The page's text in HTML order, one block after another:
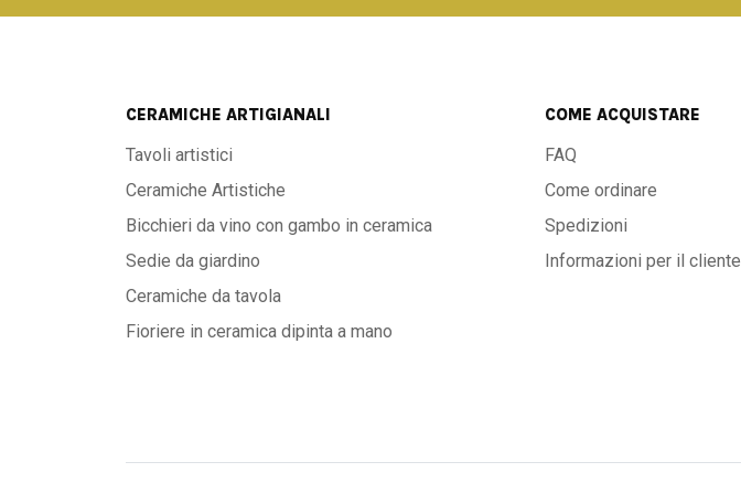
CERAMICHE ARTIGIANALI
Tavoli artistici
Ceramiche Artistiche
Bicchieri da vino con gambo in ceramica
Sedie da giardino
Ceramiche da tavola
Fioriere in ceramica dipinta a mano
COME ACQUISTARE
FAQ
Come ordinare
Spedizioni
Informazioni per il cliente